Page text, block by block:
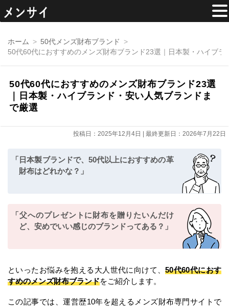
ホーム
50代メンズ財布ブランド
50代60代におすすめのメンズ財布ブランド23選｜日本製・ハイブ
50代60代におすすめのメンズ財布ブランド23選
｜日本製・ハイブランド・安い人気ブランドま
で厳選
投稿日：2025年12月4日 | 最終更新日：2026年7月22日
「日本製ブランドで、50代以上におすすめの革
財布はどれかな？」
「父へのプレゼントに財布を贈りたいんだけ
ど、安めでいい感じのブランドってある？」
といったお悩みを抱える大人世代に向けて、50代60代におす
すめのメンズ財布ブランドをご紹介します。
この記事では、運営歴10年を超えるメンズ財布専門サイトで